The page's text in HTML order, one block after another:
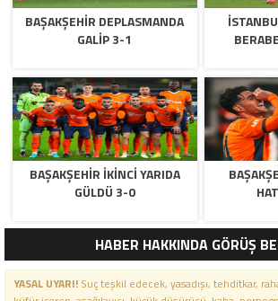
BAŞAKŞEHIR DEPLASMANDA
GALIP 3-1
BAŞAKŞEHIR IKINCI YARIDA
GÜLDÜ 3-0
HABER HAKKINDA GÖRÜŞ
YASAL UYARI!Suç teşkil edecek, yasadışı, tehditkar,